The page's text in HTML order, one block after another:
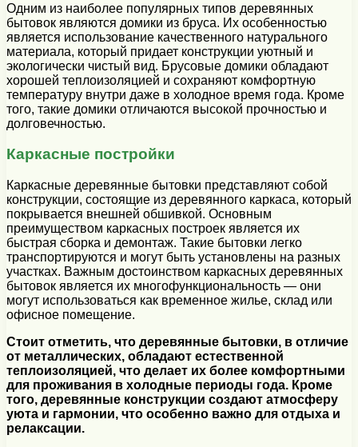
Одним из наиболее популярных типов деревянных
бытовок являются домики из бруса. Их особенностью
является использование качественного натурального
материала, который придает конструкции уютный и
экологически чистый вид. Брусовые домики обладают
хорошей теплоизоляцией и сохраняют комфортную
температуру внутри даже в холодное время года. Кроме
того, такие домики отличаются высокой прочностью и
долговечностью.
Каркасные постройки
Каркасные деревянные бытовки представляют собой
конструкции, состоящие из деревянного каркаса, который
покрывается внешней обшивкой. Основным
преимуществом каркасных построек является их
быстрая сборка и демонтаж. Такие бытовки легко
транспортируются и могут быть установлены на разных
участках. Важным достоинством каркасных деревянных
бытовок является их многофункциональность — они
могут использоваться как временное жилье, склад или
офисное помещение.
Стоит отметить, что деревянные бытовки, в отличие
от металлических, обладают естественной
теплоизоляцией, что делает их более комфортными
для проживания в холодные периоды года. Кроме
того, деревянные конструкции создают атмосферу
уюта и гармонии, что особенно важно для отдыха и
релаксации.